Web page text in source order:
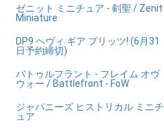
ゼニット ミニチュア - 剣聖 / Zenit
Miniature
DP9 ヘヴィ ギア ブリッツ! (6月31
日予約締切)
バトゥルフラント - フレイム オヴ
ウォー / Battlefront - FoW
ジャパニーズ ヒストリカル ミニチ
ュア